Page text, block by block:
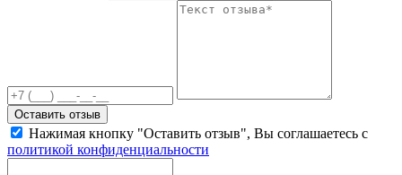
Оставить отзыв
Нажимая кнопку "Оставить отзыв", Вы соглашаетесь с
политикой конфиденциальности